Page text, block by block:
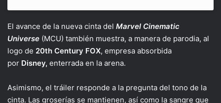
El avance de la nueva cinta del Marvel Cinematic
Universe (MCU) también muestra, a manera de parodia, al
logo de 20th Century FOX, empresa absorbida
por Disney, enterrada en la arena.
Asimismo, el tráiler responde a la pregunta del tono de la
cinta. Las groserías se mantienen, así como la sangre que